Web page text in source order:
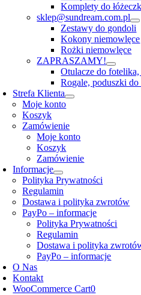
Komplety do
sklep@sundream.com.pl
Zestawy do gondoli
Kokony niemowlęce
Rożki niemowlęce
ZAPRASZAMY!
Otulacze do fotelika,
Rogale, poduszki do
Strefa Klienta
Moje konto
Koszyk
Zamówienie
Moje konto
Koszyk
Zamówienie
Informacje
Polityka Prywatności
Regulamin
Dostawa i polityka zwrotów
PayPo – informacje
Polityka Prywatności
Regulamin
Dostawa i polityka
PayPo – informacje
O Nas
Kontakt
WooCommerce Cart0